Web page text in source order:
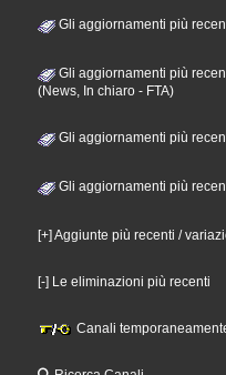
Gli aggiornamenti più
Gli aggiornamenti più
(News, In chiaro - FTA)
Gli aggiornamenti più
Gli aggiornamenti più
[+] Aggiunte più recenti /
[-] Le eliminazioni più recenti
Canali